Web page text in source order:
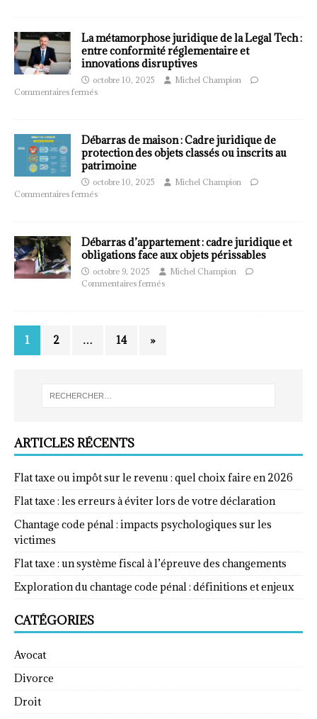
La métamorphose juridique de la Legal Tech :
entre conformité réglementaire et
innovations disruptives
octobre 10, 2025
Michel Champion
Commentaires fermés
Débarras de maison : Cadre juridique de
protection des objets classés ou inscrits au
patrimoine
octobre 10, 2025
Michel Champion
Commentaires fermés
Débarras d’appartement : cadre juridique et
obligations face aux objets périssables
octobre 9, 2025
Michel Champion
Commentaires fermés
1 2 … 14 »
ARTICLES RÉCENTS
Flat taxe ou impôt sur le revenu : quel choix faire en 2026
Flat taxe : les erreurs à éviter lors de votre déclaration
Chantage code pénal : impacts psychologiques sur les
victimes
Flat taxe : un système fiscal à l’épreuve des changements
Exploration du chantage code pénal : définitions et enjeux
CATÉGORIES
Avocat
Divorce
Droit